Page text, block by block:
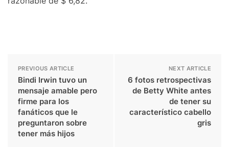
PREVIOUS ARTICLE
Bindi Irwin tuvo un
mensaje amable pero
firme para los
fanáticos que le
preguntaron sobre
tener más hijos
NEXT ARTICLE
6 fotos retrospectivas
de Betty White antes
de tener su
característico cabello
gris